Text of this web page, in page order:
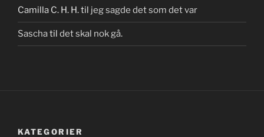
Camilla C. H. H.til jeg sagde det som det var
Saschatil det skal nok gå.
KATEGORIER